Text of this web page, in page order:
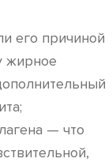
его причиной
жирное
— что